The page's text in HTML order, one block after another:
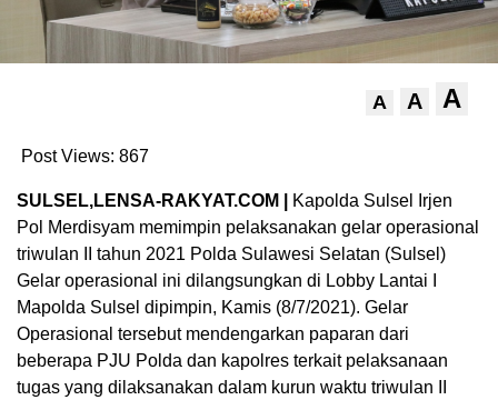
A A A
Post Views: 867
SULSEL,LENSA-RAKYAT.COM |
Kapolda Sulsel Irjen
Pol Merdisyam memimpin pelaksanakan gelar operasional
triwulan II tahun 2021 Polda Sulawesi Selatan (Sulsel)
Gelar operasional ini dilangsungkan di Lobby Lantai I
Mapolda Sulsel dipimpin, Kamis (8/7/2021). Gelar
Operasional tersebut mendengarkan paparan dari
beberapa PJU Polda dan kapolres terkait pelaksanaan
tugas yang dilaksanakan dalam kurun waktu triwulan II